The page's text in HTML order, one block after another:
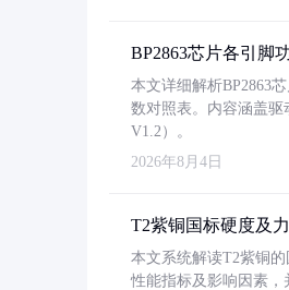
BP2863芯片各引脚
本文详细解析BP2863
数对照表。内容涵盖
V1.2）。
2026年8月4日
T2紫铜国标硬度及
本文系统解读T2紫铜
性能指标及影响因素，